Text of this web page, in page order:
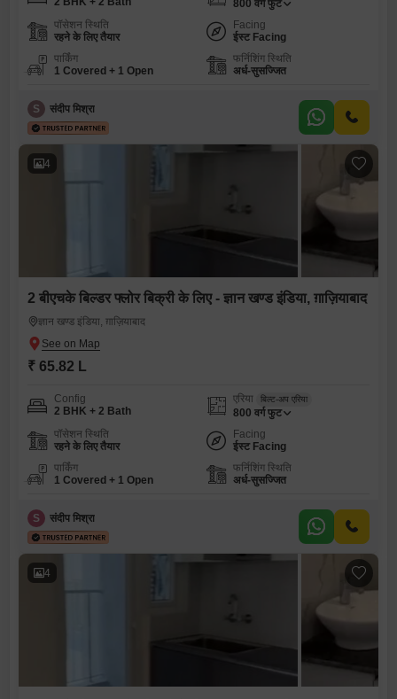
800 वर्ग फुट
पॉसेशन स्थिति
रहने के लिए तैयार
Facing
ईस्ट Facing
पार्किंग
1 Covered + 1 Open
फर्निशिंग स्थिति
अर्ध-सुसज्जित
S संदीप मिश्रा
4
2 बीएचके बिल्डर फ्लोर बिक्री के लिए - ज्ञान खण्ड इंडिया, ग़ाज़ियाबाद
ज्ञान खण्ड इंडिया, ग़ाज़ियाबाद
₹ 65.82 L
Config
2 BHK + 2 Bath
एरिया बिल्ट-अप एरिया
800 वर्ग फुट
पॉसेशन स्थिति
रहने के लिए तैयार
Facing
ईस्ट Facing
पार्किंग
1 Covered + 1 Open
फर्निशिंग स्थिति
अर्ध-सुसज्जित
S संदीप मिश्रा
4